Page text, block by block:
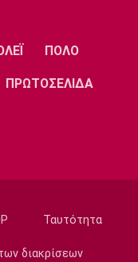
για τον
ΠΟΛΟ
ΠΡΩΤΟΣΕΛΙΔΑ
Ταυτότητα
διακρίσεων